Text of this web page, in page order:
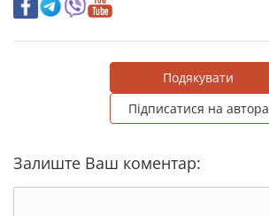
Подякувати
Підписатися на автора
Залиште Ваш коментар: